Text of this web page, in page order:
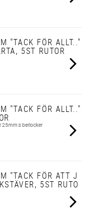
"TACK FÖR ALLT.."
5ST RUTOR
"TACK FÖR ALLT.."
25mm:s berlocker
"TACK FÖR ATT J
5ST RUTO